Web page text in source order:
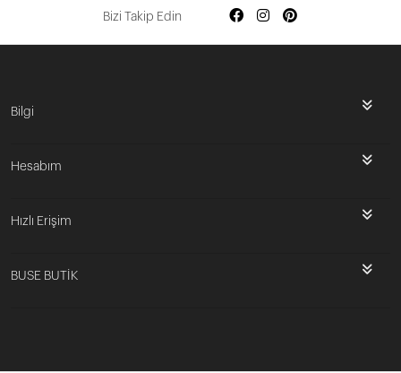
Bizi Takip Edin
Bilgi
Hesabım
Hızlı Erişim
BUSE BUTİK